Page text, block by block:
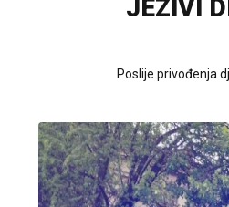
JEZIVI
Poslije privođenja